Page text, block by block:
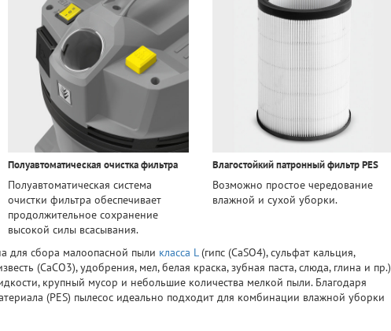
Полуавтоматическая очистка фильтра
Полуавтоматическая система
очистки фильтра обеспечивает
продолжительное сохранение
высокой силы всасывания.
Влагостойкий патронный фильтр PES
Возможно простое чередование
влажной и сухой уборки.
для сбора малоопасной пыли класса L(гипс (CaSO4), сульфат кальция,
(CaCO3), удобрения, мел, белая краска, зубная паста, слюда, глина и пр.)
крупный мусор и небольшие количества мелкой пыли. Благодаря
(PES) пылесос идеально подходит для комбинации влажной уборки